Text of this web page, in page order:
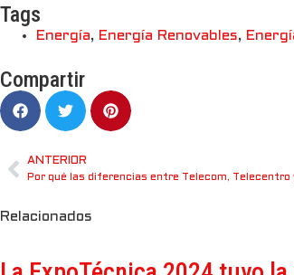
Tags
Energía, Energía Renovables,
Compartir
ANTERIOR
Relacionados